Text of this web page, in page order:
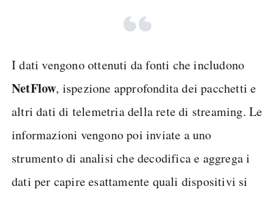
I dati vengono ottenuti da fonti che includono
NetFlow, ispezione approfondita dei pacchetti e
altri dati di telemetria della rete di streaming. Le
informazioni vengono poi inviate a uno
strumento di analisi che decodifica e aggrega i
dati per capire esattamente quali dispositivi si